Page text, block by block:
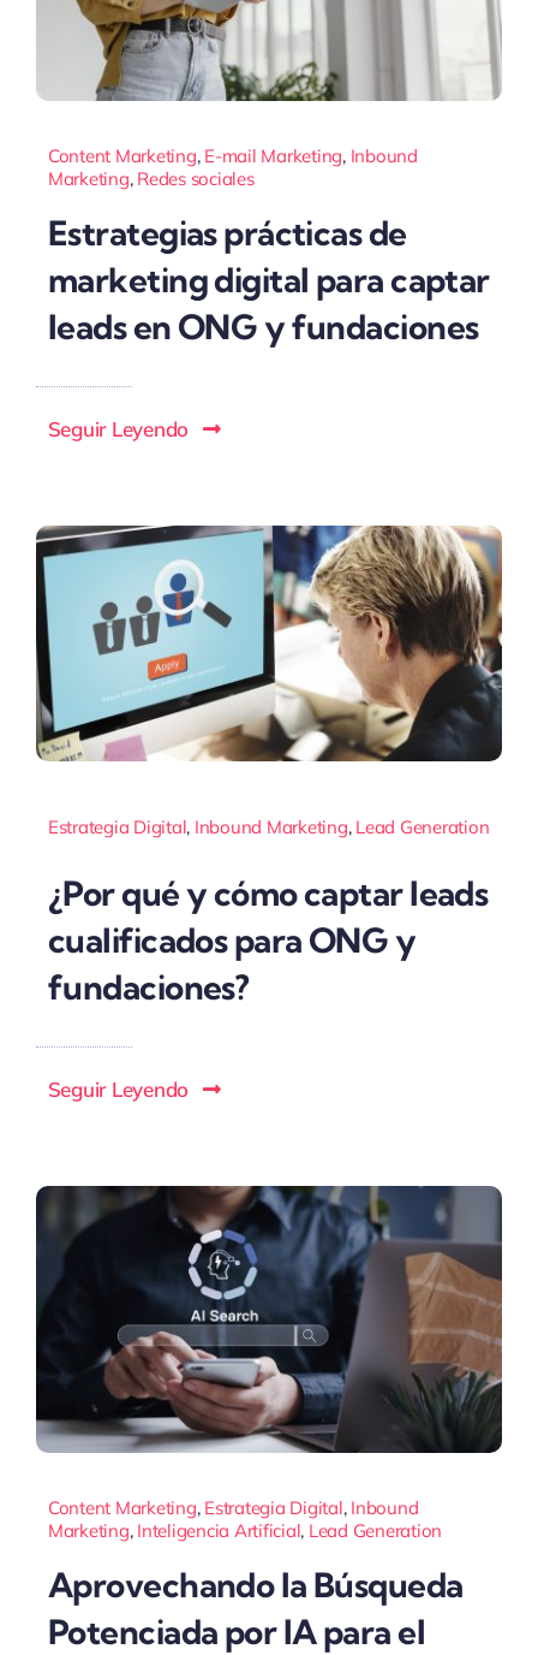
Content Marketing, E-mail Marketing, Inbound
Marketing, Redes sociales
Estrategias prácticas de
marketing digital para captar
leads en ONG y fundaciones
Seguir Leyendo
Estrategia Digital, Inbound Marketing, Lead Generation
¿Por qué y cómo captar leads
cualificados para ONG y
fundaciones?
Seguir Leyendo
Content Marketing, Estrategia Digital, Inbound
Marketing, Inteligencia Artificial, Lead Generation
Aprovechando la Búsqueda
Potenciada por IA para el